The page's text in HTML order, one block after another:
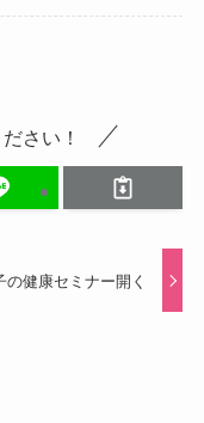
さい！
の健康セミナー開く